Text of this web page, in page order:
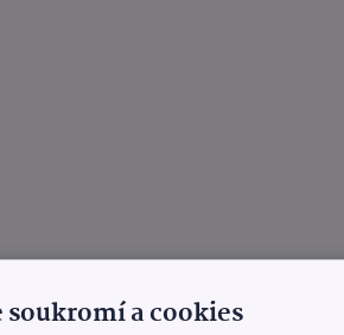
a cookies